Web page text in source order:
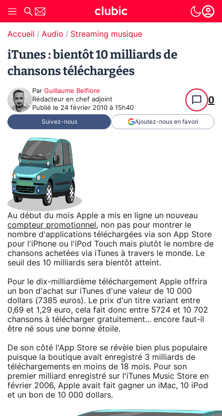
Accueil Audio Streaming musique
iTunes : bientôt 10 milliards de
chansons téléchargées
Par Guillaume Belfiore
Rédacteur en chef adjoint
Publié le 24 février 2010 à 15h40
0
Suivez-nous Ajoutez-nous en favori
Au début du mois Apple a mis en ligne un nouveau
compteur promotionnel , non pas pour montrer le
nombre d'applications téléchargées via son App Store
pour l'iPhone ou l'iPod Touch mais plutôt le nombre de
chansons achetées via iTunes à travers le monde. Le
seuil des 10 milliards sera bientôt atteint.
Pour le dix-milliardième téléchargement Apple offrira
un bon d'achat sur iTunes d'une valeur de 10 000
dollars (7385 euros). Le prix d'un titre variant entre
0,69 et 1,29 euro, cela fait donc entre 5724 et 10 702
chansons à télécharger gratuitement... encore faut-il
être né sous une bonne étoile.
De son côté l'App Store se révèle bien plus populaire
puisque la boutique avait enregistré 3 milliards de
téléchargements en moins de 18 mois. Pour son
premier milliard enregistré sur l'iTunes Music Store en
février 2006, Apple avait fait gagner un iMac, 10 iPod
et un bon de 10 000 dollars.